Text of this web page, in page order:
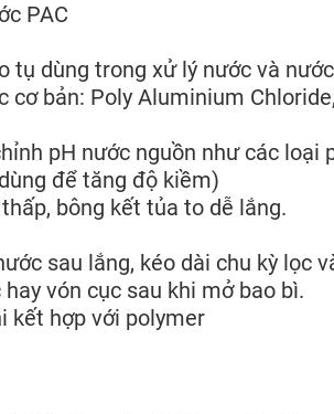
PAC
tụ dùng trong xử lý nước và
cơ bản: Poly Aluminium
pH nước nguồn như các
để tăng độ kiềm)
bông kết tủa to dễ lắng.
sau lắng, kéo dài chu kỳ lọc
vón cục sau khi mở bao bì.
kết hợp với polymer